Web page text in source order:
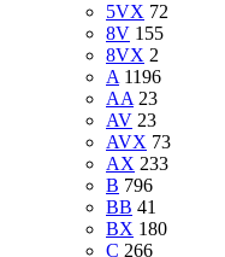
5VX 72
8V 155
8VX 2
A 1196
AA 23
AV 23
AVX 73
AX 233
B 796
BB 41
BX 180
C 266